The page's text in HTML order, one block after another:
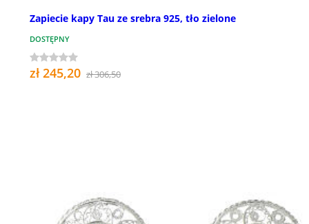
Zapiecie kapy Tau ze srebra 925, tło zielone
DOSTĘPNY
zł 245,20 zł 306,50